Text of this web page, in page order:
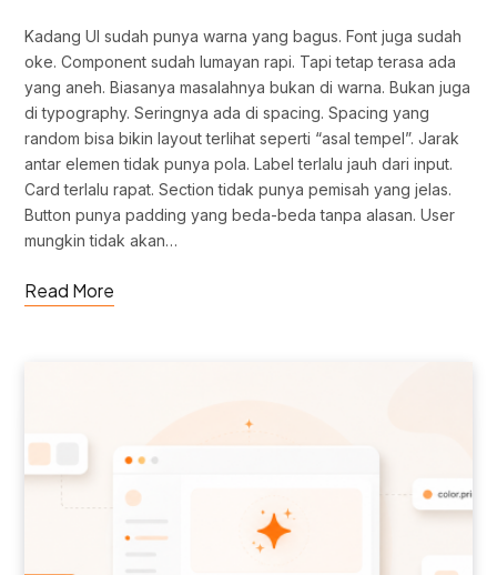
Kadang UI sudah punya warna yang bagus. Font juga sudah
oke. Component sudah lumayan rapi. Tapi tetap terasa ada
yang aneh. Biasanya masalahnya bukan di warna. Bukan juga
di typography. Seringnya ada di spacing. Spacing yang
random bisa bikin layout terlihat seperti “asal tempel”. Jarak
antar elemen tidak punya pola. Label terlalu jauh dari input.
Card terlalu rapat. Section tidak punya pemisah yang jelas.
Button punya padding yang beda-beda tanpa alasan. User
mungkin tidak akan…
Read More